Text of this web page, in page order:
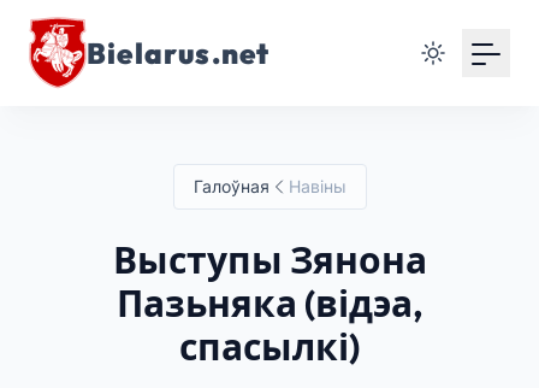
Bielarus.net
Галоўная Навіны
Выступы Зянона
Пазьняка (відэа,
спасылкі)